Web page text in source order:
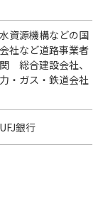
資源機構などの国
社など道路事業者
総合建設会社、
・ガス・鉄道会社
銀行